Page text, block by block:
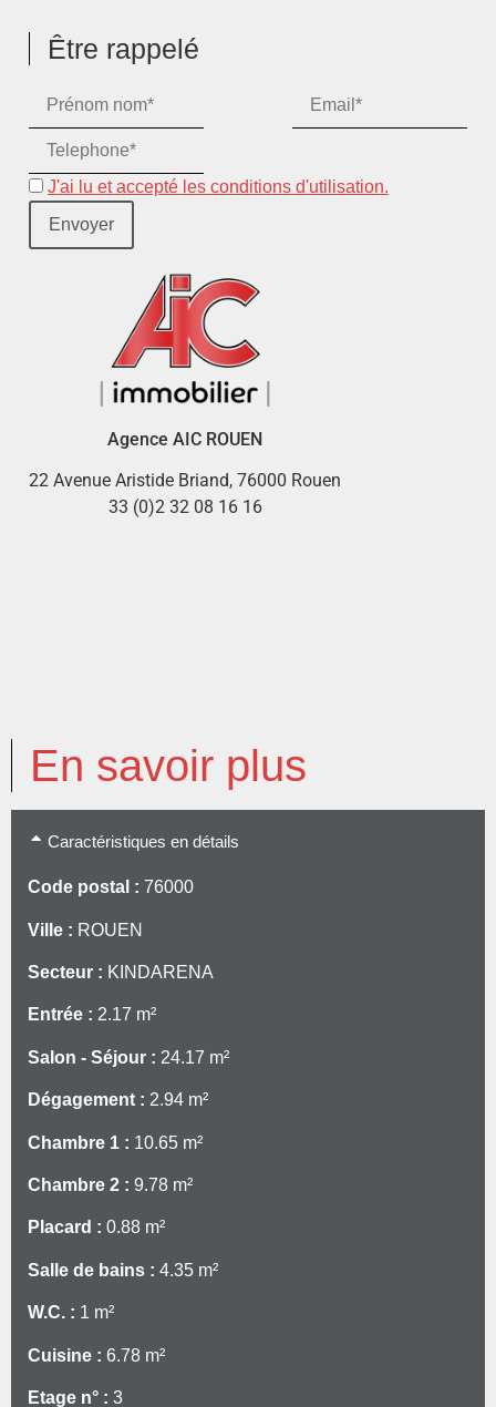
Être rappelé
J'ai lu et accepté les conditions d'utilisation.
Agence AIC ROUEN
22 Avenue Aristide Briand, 76000 Rouen
33 (0)2 32 08 16 16
En savoir plus
Caractéristiques en détails
Code postal : 76000
Ville : ROUEN
Secteur : KINDARENA
Entrée : 2.17 m²
Salon - Séjour : 24.17 m²
Dégagement : 2.94 m²
Chambre 1 : 10.65 m²
Chambre 2 : 9.78 m²
Placard : 0.88 m²
Salle de bains : 4.35 m²
W.C. : 1 m²
Cuisine : 6.78 m²
Etage n° : 3